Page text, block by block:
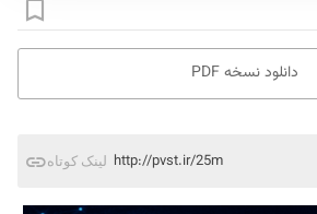
دانلود نسخه PDF
لینک کوتاه http://pvst.ir/25m